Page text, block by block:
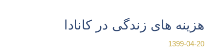
هزینه های زندگی در کانادا
1399-04-20